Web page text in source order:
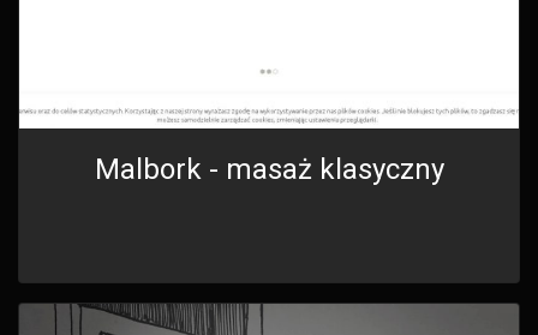
Malbork - masaż klasyczny